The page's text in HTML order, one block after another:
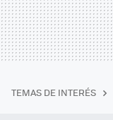
TEMAS DE INTERÉS